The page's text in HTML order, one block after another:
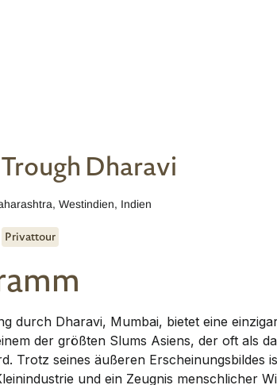
Dharavi
,Westindien, Indien
Privattour
durch Dharavi, Mumbai, bietet eine
der größten Slums Asiens, der oft als
Trotz seines äußeren Erscheinungsbildes
und ein Zeugnis menschlicher